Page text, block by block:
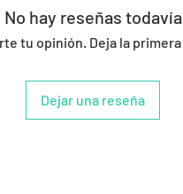
No hay reseñas todavía
tu opinión. Deja la
Dejar una reseña